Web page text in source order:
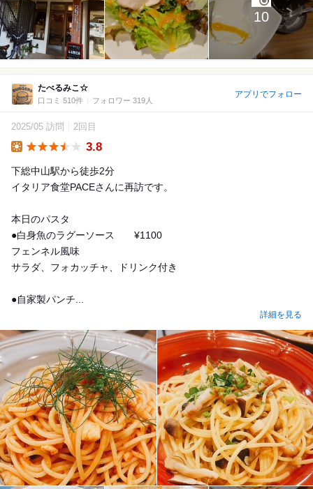
10
たべるみこ☆
口コミ 510件 フォロワー 319人
アプリでフォロー
2025/05 訪問 2回目
3.8
下総中山駅から徒歩2分
イタリア食堂PACEさんに再訪です。
本日のパスタ
●白身魚のラグーソース ¥1100
フェンネル風味
サラダ、フォカッチャ、ドリンク付き
●自家製パンチ...
詳細を見る